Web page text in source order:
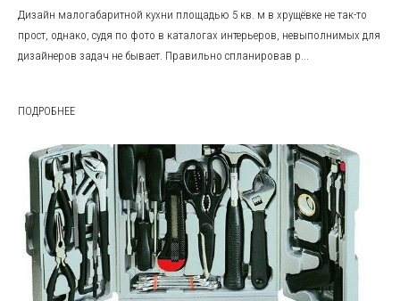
Дизайн малогабаритной кухни площадью 5 кв. м в хрущёвке не так-то
прост, однако, судя по фото в каталогах интерьеров, невыполнимых для
дизайнеров задач не бывает. Правильно спланировав р...
ПОДРОБНЕЕ